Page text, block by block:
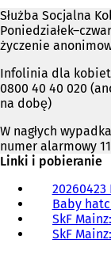
Służba Socjalna
życzenie
Infolinia dla
0800 40 40 020
na dobę)
W nagłych
numer alarmowy
Linki i pobieranie
20260423
Baby
SkF
SkF